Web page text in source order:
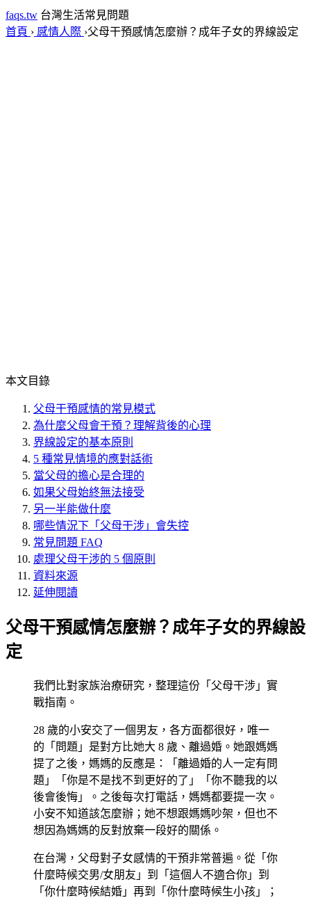
faqs.tw 台灣生活常見問題
首頁 › 感情人際 ›父母干預感情怎麼辦？成年子女的界線設定
本文目錄
父母干預感情的常見模式
為什麼父母會干預？理解背後的心理
界線設定的基本原則
5 種常見情境的應對話術
當父母的擔心是合理的
如果父母始終無法接受
另一半能做什麼
哪些情況下「父母干涉」會失控
常見問題 FAQ
處理父母干涉的 5 個原則
資料來源
延伸閱讀
父母干預感情怎麼辦？成年子女的界線設
定
我們比對家族治療研究，整理這份「父母干涉」實
戰指南。
28 歲的小安交了一個男友，各方面都很好，唯一
的「問題」是對方比她大 8 歲、離過婚。她跟媽媽
提了之後，媽媽的反應是：「離過婚的人一定有問
題」「你是不是找不到更好的了」「你不聽我的以
後會後悔」。之後每次打電話，媽媽都要提一次。
小安不知道該怎麼辦；她不想跟媽媽吵架，但也不
想因為媽媽的反對放棄一段好的關係。
在台灣，父母對子女感情的干預非常普遍。從「你
什麼時候交男/女朋友」到「這個人不適合你」到
「你什麼時候結婚」再到「你什麼時候生小孩」；